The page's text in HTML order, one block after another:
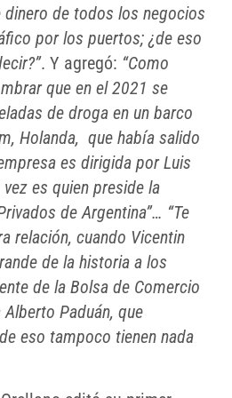
de todos los negocios
por los puertos; ¿de eso
. Y agregó: “Como
que en el 2021 se
de droga en un barco
Holanda, que había salido
es dirigida por Luis
es quien preside la
de Argentina”… “Te
relación, cuando Vicentin
de la historia a los
de la Bolsa de Comercio
Paduán, que
eso tampoco tienen nada